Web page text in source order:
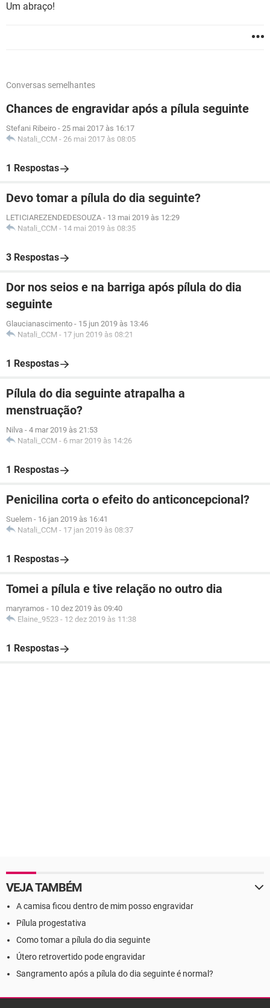
Um abraço!
Conversas semelhantes
Chances de engravidar após a pílula seguinte
Stefani Ribeiro - 25 mai 2017 às 16:17
Natali_CCM - 26 mai 2017 às 08:05
1 Respostas
Devo tomar a pílula do dia seguinte?
LETICIAREZENDEDESOUZA - 13 mai 2019 às 12:29
Natali_CCM - 14 mai 2019 às 08:35
3 Respostas
Dor nos seios e na barriga após pílula do dia
seguinte
Glaucianascimento - 15 jun 2019 às 13:46
Natali_CCM - 17 jun 2019 às 08:21
1 Respostas
Pílula do dia seguinte atrapalha a
menstruação?
Nilva - 4 mar 2019 às 21:53
Natali_CCM - 6 mar 2019 às 14:26
1 Respostas
Penicilina corta o efeito do anticoncepcional?
Suelem - 16 jan 2019 às 16:41
Natali_CCM - 17 jan 2019 às 08:37
1 Respostas
Tomei a pílula e tive relação no outro dia
maryramos - 10 dez 2019 às 09:40
Elaine_9523 - 12 dez 2019 às 11:38
1 Respostas
VEJA TAMBÉM
A camisa ficou dentro de mim posso engravidar
Pílula progestativa
Como tomar a pílula do dia seguinte
Útero retrovertido pode engravidar
Sangramento após a pílula do dia seguinte é normal?